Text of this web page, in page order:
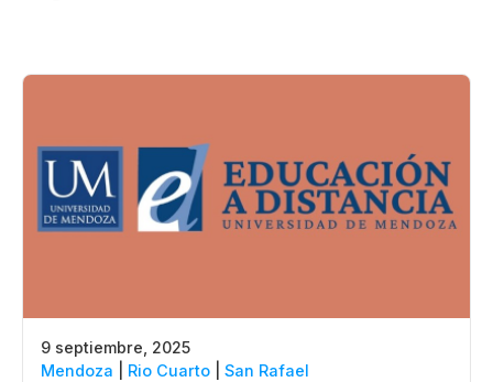
9 septiembre, 2025
Mendoza
Rio Cuarto San Rafael